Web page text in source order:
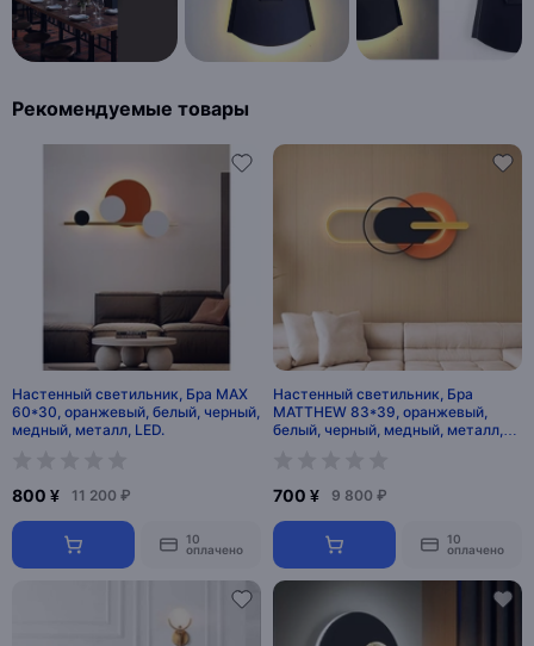
Рекомендуемые товары
Настенный светильник, Бра MAX
60*30, оранжевый, белый, черный,
медный, металл, LED.
800 ¥ 11 200 ₽
10
оплачено
Настенный светильник, Бра
MATTHEW 83*39, оранжевый,
белый, черный, медный, металл,
700 ¥ 9 800 ₽
10
оплачено